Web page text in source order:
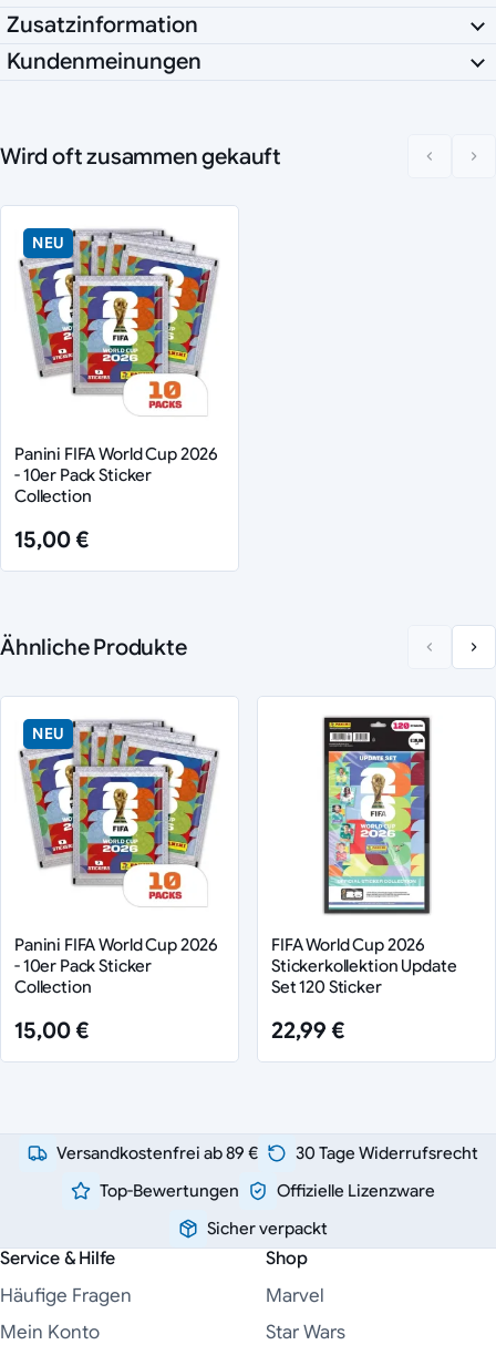
Zusatzinformation
Kundenmeinungen
Wird oft zusammen gekauft
NEU
Panini FIFA World Cup 2026
- 10er Pack Sticker
Collection
15,00 €
Ähnliche Produkte
NEU
Panini FIFA World Cup 2026
- 10er Pack Sticker
Collection
15,00 €
FIFA World Cup 2026
Stickerkollektion Update
Set 120 Sticker
22,99 €
Versandkostenfrei ab 89 €
30 Tage Widerrufsrecht
Top-Bewertungen
Offizielle Lizenzware
Sicher verpackt
Service & Hilfe
Häufige Fragen
Mein Konto
Shop
Marvel
Star Wars